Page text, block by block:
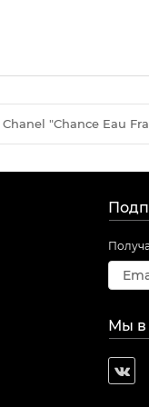
"Chance Eau
Мы в